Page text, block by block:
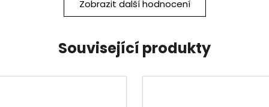
Zobrazit další hodnocení
Související produkty